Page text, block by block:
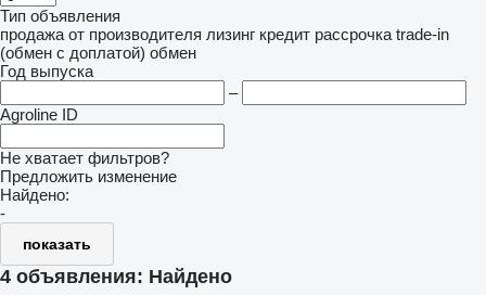
Тип объявления
продажа от производителя лизинг кредит рассрочка trade-in
(обмен с доплатой) обмен
Год выпуска
–
Agroline ID
Не хватает фильтров?
Предложить изменение
Найдено:
-
показать
4 объявления: Найдено